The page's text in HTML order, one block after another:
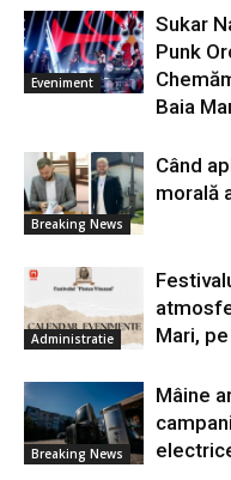
Eveniment
Sukar
Punk
Baia
Breaking News
Când
morală
Administratie
Mari,
Breaking News
Mâine